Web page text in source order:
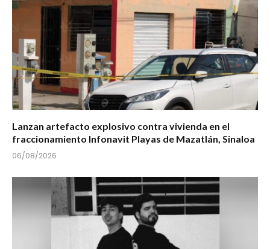
Lanzan artefacto explosivo contra vivienda en el
fraccionamiento Infonavit Playas de Mazatlán, Sinaloa
06/08/2026